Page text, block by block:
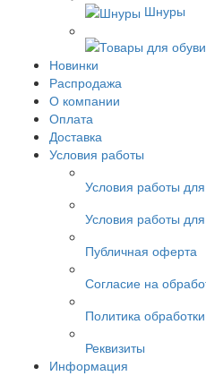
Шнуры
Новинки
Распродажа
О компании
Оплата
Доставка
Условия работы
Условия работы
Условия работы
Публичная оферта
Согласие на
Политика
Реквизиты
Информация